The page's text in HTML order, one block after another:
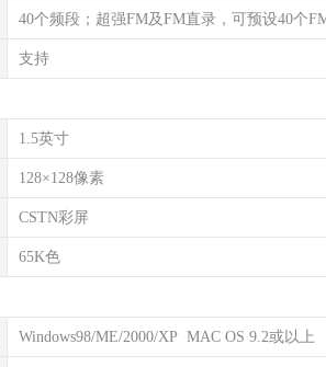
40个频段；超强FM及FM直录，可预设40个
支持
1.5英寸
128×128像素
CSTN彩屏
65K色
Windows98/ME/2000/XP MAC OS 9.2或以上